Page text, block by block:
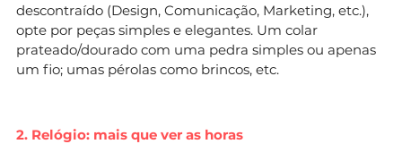
descontraído (Design, Comunicação, Marketing, etc.),
opte por peças simples e elegantes. Um colar
prateado/dourado com uma pedra simples ou apenas
um fio; umas pérolas como brincos, etc.
2. Relógio: mais que ver as horas